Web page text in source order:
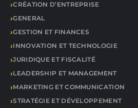
CRÉATION D’ENTREPRISE
GENERAL
GESTION ET FINANCES
INNOVATION ET TECHNOLOGIE
JURIDIQUE ET FISCALITÉ
LEADERSHIP ET MANAGEMENT
MARKETING ET COMMUNICATION
STRATÉGIE ET DÉVELOPPEMENT